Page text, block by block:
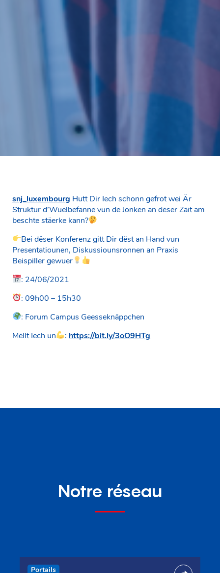
snj_luxembourg Hutt Dir Iech schonn gefrot wei Är
Struktur d’Wuelbefanne vun de Jonken an dëser Zäit am
beschte stäerke kann?
Bei dëser Konferenz gitt Dir dëst an Hand vun
Presentatiounen, Diskussiounsronnen an Praxis
Beispiller gewuer
: 24/06/2021
: 09h00 – 15h30
: Forum Campus Geesseknäppchen
Mëllt Iech un
: https://bit.ly/3oO9HTg
Notre réseau
Portails